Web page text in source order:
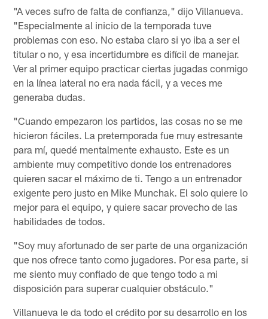
"A veces sufro de falta de confianza," dijo Villanueva.
"Especialmente al inicio de la temporada tuve
problemas con eso. No estaba claro si yo iba a ser el
titular o no, y esa incertidumbre es difícil de manejar.
Ver al primer equipo practicar ciertas jugadas conmigo
en la línea lateral no era nada fácil, y a veces me
generaba dudas.
"Cuando empezaron los partidos, las cosas no se me
hicieron fáciles. La pretemporada fue muy estresante
para mí, quedé mentalmente exhausto. Este es un
ambiente muy competitivo donde los entrenadores
quieren sacar el máximo de ti. Tengo a un entrenador
exigente pero justo en Mike Munchak. El solo quiere lo
mejor para el equipo, y quiere sacar provecho de las
habilidades de todos.
"Soy muy afortunado de ser parte de una organización
que nos ofrece tanto como jugadores. Por esa parte, si
me siento muy confiado de que tengo todo a mi
disposición para superar cualquier obstáculo."
Villanueva le da todo el crédito por su desarrollo en los